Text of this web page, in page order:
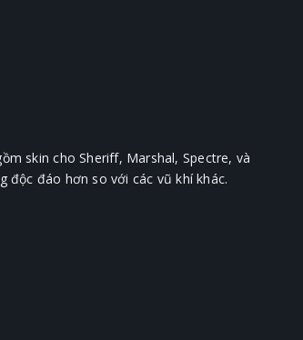
skin cho Sheriff, Marshal, Spectre, và
độc đáo hơn so với các vũ khí khác.